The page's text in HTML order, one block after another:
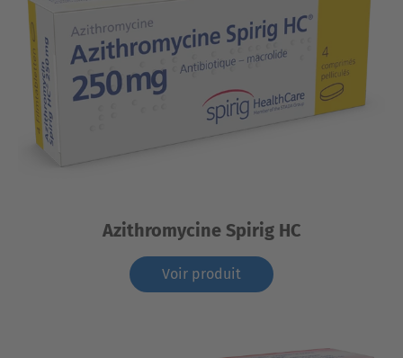
Azithromycine Spirig HC
Voir produit